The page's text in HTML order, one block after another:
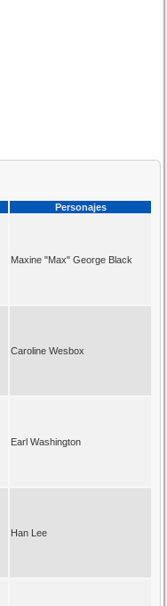
Personajes
Maxine "Max" George Black
Caroline Wesbox
Earl Washington
Han Lee